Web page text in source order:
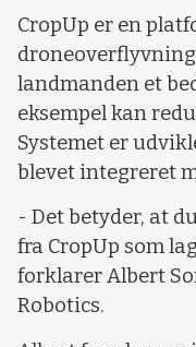
CropUp er en
landmanden et
eksempel kan
Systemet er
blevet integreret
- Det betyder, at
fra CropUp som
forklarer Albert
Robotics.